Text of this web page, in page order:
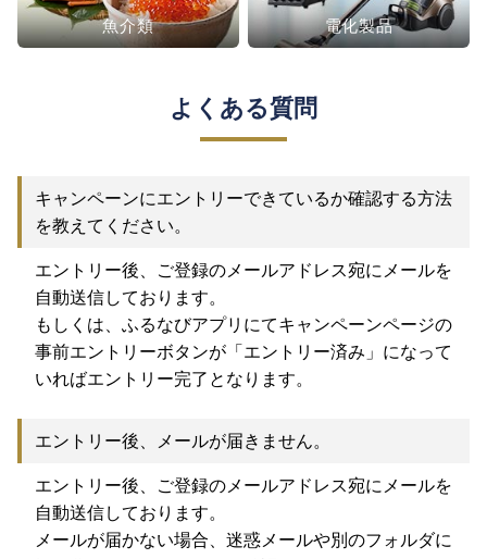
魚介類 電化製品
よくある質問
キャンペーンにエントリーできているか確認する方法
を教えてください。
エントリー後、ご登録のメールアドレス宛にメールを
自動送信しております。
もしくは、ふるなびアプリにてキャンペーンページの
事前エントリーボタンが「エントリー済み」になって
いればエントリー完了となります。
エントリー後、メールが届きません。
エントリー後、ご登録のメールアドレス宛にメールを
自動送信しております。
メールが届かない場合、迷惑メールや別のフォルダに